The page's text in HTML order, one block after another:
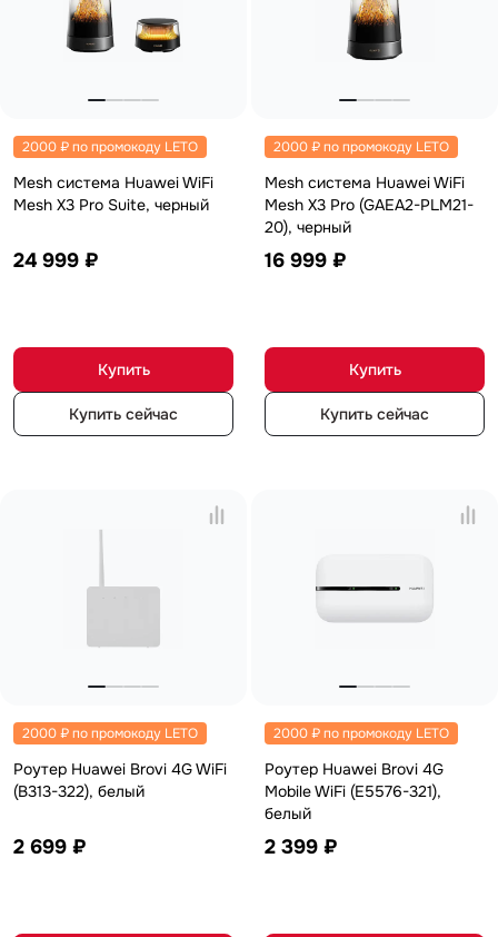
MatePad Mini
Мультимедиа
Аксессуары
Стилусы
Сетевое оборудование
Кабели и адаптеры
Защитные пленки
Зарядные устройства
Клавиатуры и мыши
Поисковые трекеры
Роутеры
2000 ₽ по промокоду LETO
Mesh система Huawei WiFi
Mesh X3 Pro Suite, черный
24 999 ₽
Купить
Купить сейчас
2000 ₽ по промокоду LETO
Mesh система Huawei WiFi
Mesh X3 Pro (GAEA2-PLM21-
20), черный
16 999 ₽
Купить
Купить сейчас
2000 ₽ по промокоду LETO
Роутер Huawei Brovi 4G WiFi
(B313-322), белый
2 699 ₽
2000 ₽ по промокоду LETO
Роутер Huawei Brovi 4G
Mobile WiFi (E5576-321),
белый
2 399 ₽
с нами